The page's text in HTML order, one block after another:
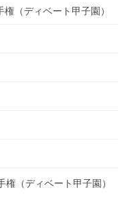
（ディベート甲子園）
（ディベート甲子園）